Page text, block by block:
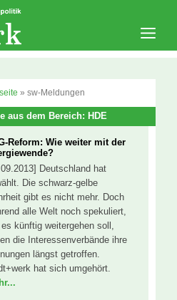
» sw-Meldungen
aus dem Bereich: HDE
Reform: Wie weiter mit der
Deutschland hat
Die schwarz-gelbe
gibt es nicht mehr. Doch
alle Welt noch spekuliert,
künftig weitergehen soll,
die Interessenverbände ihre
längst getroffen.
hat sich umgehört.